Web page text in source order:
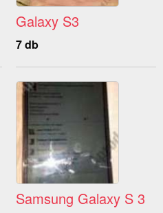
Galaxy S3
7 db
Samsung Galaxy S 3